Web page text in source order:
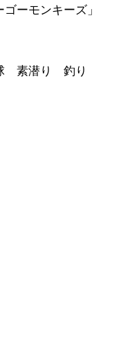
ーモンキーズ」
素潜り 釣り